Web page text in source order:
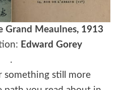
Grand Meaulnes, 1913
Edward Gorey
.
something still more